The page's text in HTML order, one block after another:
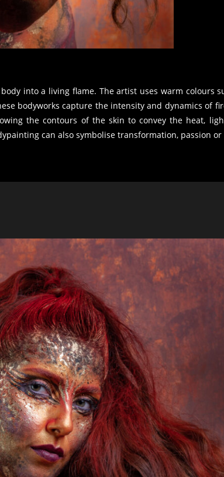
into a living flame. The artist uses warm colours
bodyworks capture the intensity and dynamics of
the contours of the skin to convey the heat,
can also symbolise transformation, passion